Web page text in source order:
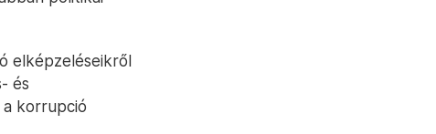
elképzeléseikről
és
korrupció